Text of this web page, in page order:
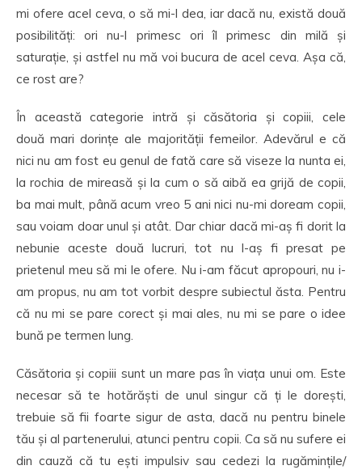
mi ofere acel ceva, o să mi-l dea, iar dacă nu, există două
posibilități: ori nu-l primesc ori îl primesc din milă și
saturație, și astfel nu mă voi bucura de acel ceva. Așa că,
ce rost are?
În această categorie intră și căsătoria și copiii, cele
două mari dorințe ale majorității femeilor. Adevărul e că
nici nu am fost eu genul de fată care să viseze la nunta ei,
la rochia de mireasă și la cum o să aibă ea grijă de copii,
ba mai mult, până acum vreo 5 ani nici nu-mi doream copii,
sau voiam doar unul și atât. Dar chiar dacă mi-aș fi dorit la
nebunie aceste două lucruri, tot nu l-aș fi presat pe
prietenul meu să mi le ofere. Nu i-am făcut apropouri, nu i-
am propus, nu am tot vorbit despre subiectul ăsta. Pentru
că nu mi se pare corect și mai ales, nu mi se pare o idee
bună pe termen lung.
Căsătoria și copiii sunt un mare pas în viața unui om. Este
necesar să te hotărăști de unul singur că ți le dorești,
trebuie să fii foarte sigur de asta, dacă nu pentru binele
tău și al partenerului, atunci pentru copii. Ca să nu sufere ei
din cauză că tu ești impulsiv sau cedezi la rugămințile/